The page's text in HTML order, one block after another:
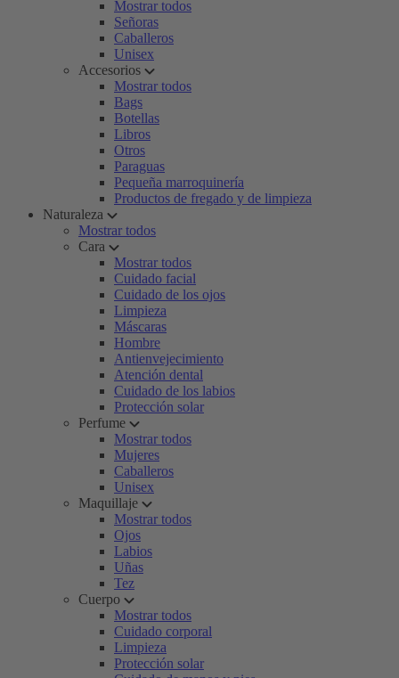
Mostrar todos
Señoras
Caballeros
Unisex
Accesorios
Mostrar todos
Bags
Botellas
Libros
Otros
Paraguas
Pequeña marroquinería
Productos de fregado y de limpieza
Naturaleza
Mostrar todos
Cara
Mostrar todos
Cuidado facial
Cuidado de los ojos
Limpieza
Máscaras
Hombre
Antienvejecimiento
Atención dental
Cuidado de los labios
Protección solar
Perfume
Mostrar todos
Mujeres
Caballeros
Unisex
Maquillaje
Mostrar todos
Ojos
Labios
Uñas
Tez
Cuerpo
Mostrar todos
Cuidado corporal
Limpieza
Protección solar